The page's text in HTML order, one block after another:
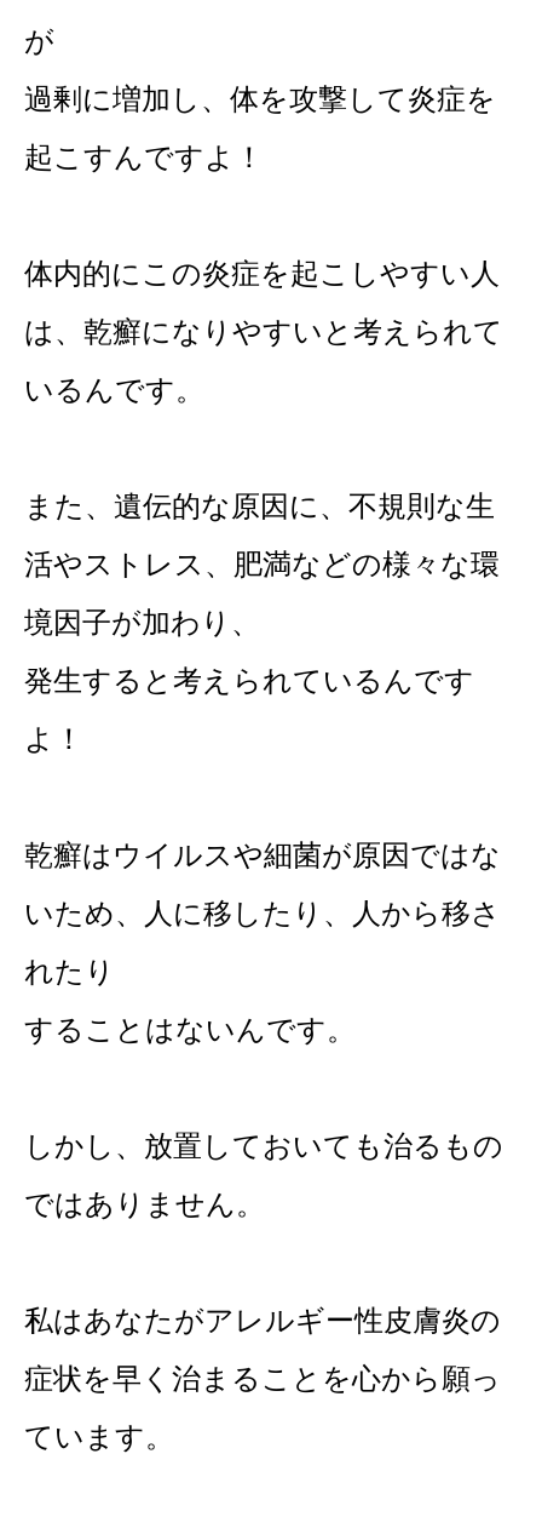
が
過剰に増加し、体を攻撃して炎症を
起こすんですよ！
体内的にこの炎症を起こしやすい人
は、乾癬になりやすいと考えられて
いるんです。
また、遺伝的な原因に、不規則な生
活やストレス、肥満などの様々な環
境因子が加わり、
発生すると考えられているんです
よ！
乾癬はウイルスや細菌が原因ではな
いため、人に移したり、人から移さ
れたり
することはないんです。
しかし、放置しておいても治るもの
ではありません。
私はあなたがアレルギー性皮膚炎の
症状を早く治まることを心から願っ
ています。